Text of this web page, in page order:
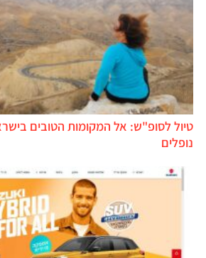
טיול לסופ"ש: אל המקומות הטובים
נופלים